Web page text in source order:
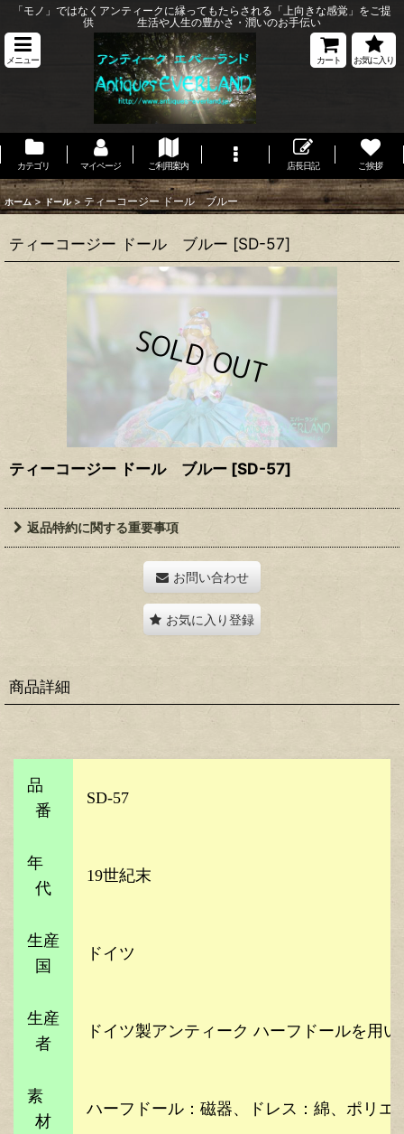
「モノ」ではなくアンティークに縁ってもたらされる「上向きな感覚」をご提
供 生活や人生の豊かさ・潤いのお手伝い
メニュー カート お気に入り
カテゴリ マイページ ご利用案内 店長日記 ご挨拶
ホーム > ドール > ティーコージー ドール ブルー
ティーコージー ドール ブルー [SD-57]
ティーコージー ドール ブルー [SD-57]
返品特約に関する重要事項
お問い合わせ
お気に入り登録
商品詳細
品
番
SD-57
年
代
19世紀末
生産
国
ドイツ
生産
者
ドイツ製アンティーク ハーフドールを用
素
材
ハーフドール：磁器、ドレス：綿、ポリエ